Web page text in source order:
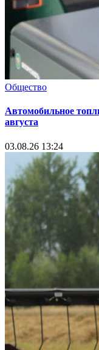
Общество
Автомобильное
августа
03.08.26 13:24